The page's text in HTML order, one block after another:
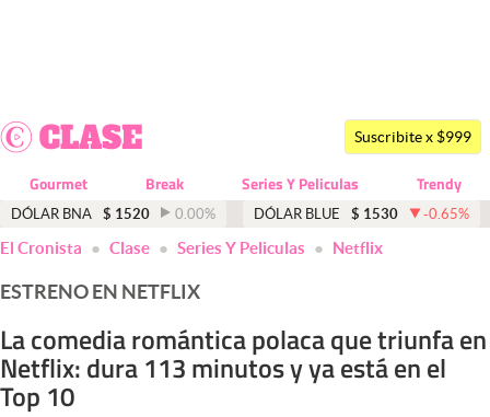
Dólar
Economía y Política
Finanzas y Mercados
Mercados Online
Negocios
Columnistas
Suscribite x $999
Gourmet Break Series Y Peliculas Trendy
DÓLAR BNA $ 1520 0.00% DÓLAR BLUE $ 1530 -0.65%
El Cronista Clase Series Y Peliculas Netflix
ESTRENO EN NETFLIX
La comedia romántica polaca que triunfa en
Netflix: dura 113 minutos y ya está en el
Top 10